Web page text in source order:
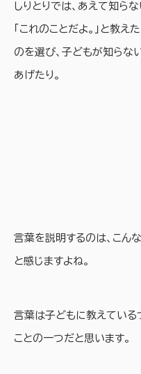
しりとりでは、あえて知ら
「これのことだよ。」と教
のを選び、子どもが知らな
あげたり。
言葉を説明するのは、こん
と感じますよね。
言葉は子どもに教えている
ことの一つだと思います。